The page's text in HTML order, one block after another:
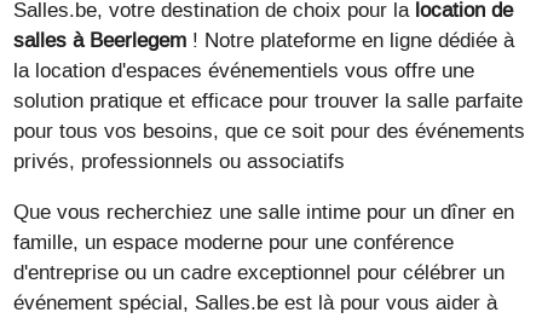
Salles.be, votre destination de choix pour la location de
salles à Beerlegem ! Notre plateforme en ligne dédiée à
la location d'espaces événementiels vous offre une
solution pratique et efficace pour trouver la salle parfaite
pour tous vos besoins, que ce soit pour des événements
privés, professionnels ou associatifs
Que vous recherchiez une salle intime pour un dîner en
famille, un espace moderne pour une conférence
d'entreprise ou un cadre exceptionnel pour célébrer un
événement spécial, Salles.be est là pour vous aider à